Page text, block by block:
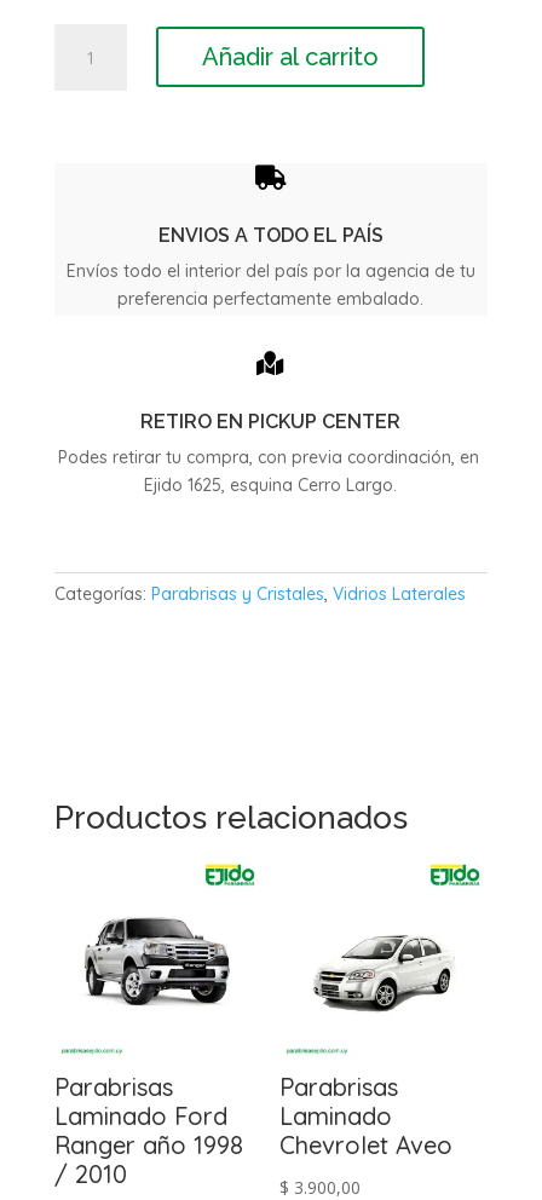
Puerta
cantidad
Añadir al carrito

ENVIOS A TODO EL PAÍS
Envíos todo el interior del país por la agencia de tu
preferencia perfectamente embalado.

RETIRO EN PICKUP CENTER
Podes retirar tu compra, con previa coordinación, en
Ejido 1625, esquina Cerro Largo.
Categorías: Parabrisas y Cristales, Vidrios Laterales
Productos relacionados
Parabrisas
Laminado Ford
Ranger año 1998
/ 2010
Parabrisas
Laminado
Chevrolet Aveo
$ 3.900,00